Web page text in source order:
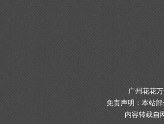
广州花花
免责声明：本站
内容转载自